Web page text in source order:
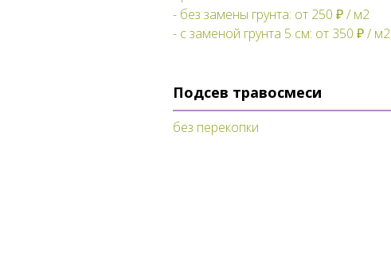
- без замены грунта: от 250 ₽ / м2
- с заменой грунта 5 см: от 350 ₽ / м2
Подсев травосмеси
без перекопки